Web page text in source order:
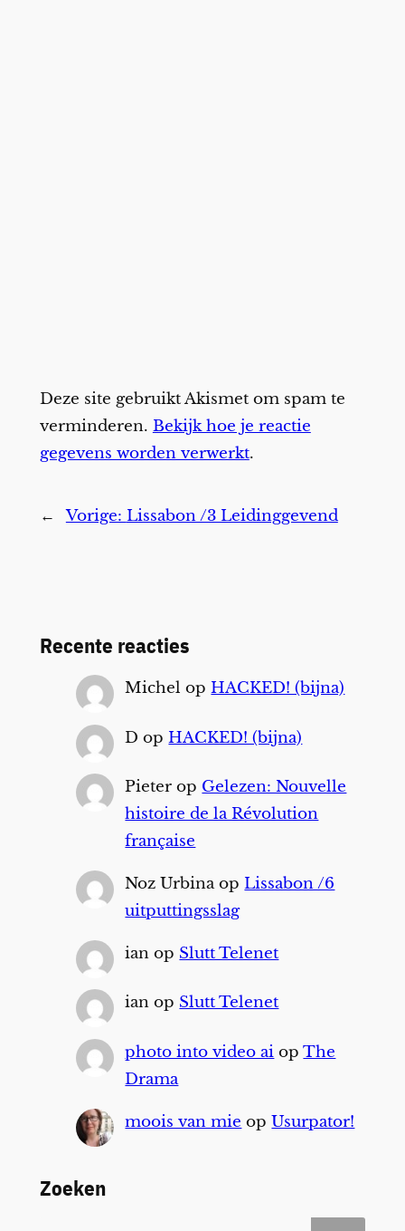
Deze site gebruikt Akismet om spam te
verminderen. Bekijk hoe je reactie
gegevens worden verwerkt.
← Vorige: Lissabon /3 Leidinggevend
Recente reacties
Michel opHACKED! (bijna)
D opHACKED! (bijna)
Pieter op Gelezen: Nouvelle
histoire de la Révolution
française
Noz UrbinaopLissabon /6
uitputtingsslag
ian op Slutt Telenet
ian op Slutt Telenet
photo into video ai opThe
Drama
moois van mie opUsurpator!
Zoeken